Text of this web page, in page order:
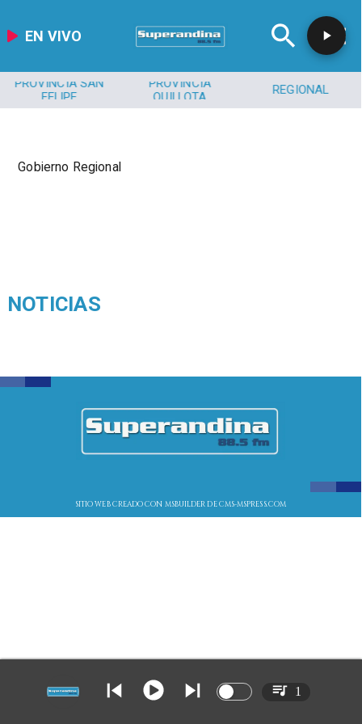
EN VIVO
PROVINCIA SAN
FELIPE
PROVINCIA
QUILLOTA
REGIONAL
Gobierno Regional
NOTICIAS
SITIO WEB CREADO CON MSBUILDER DE CMS-MSPRESS.COM
1